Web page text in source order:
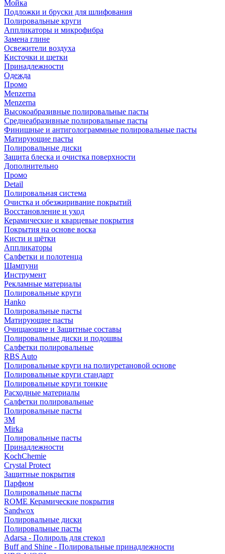
Мойка
Подложки и бруски для шлифования
Полировальные круги
Аппликаторы и микрофибра
Замена глине
Освежители воздуха
Кисточки и щетки
Принадлежности
Одежда
Промо
Menzerna
Menzerna
Высокоабразивные полировальные пасты
Среднеабразивные полировальные пасты
Финишные и антиголограммные полировальные пасты
Матирующие пасты
Полировальные диски
Защита блеска и очистка поверхности
Дополнительно
Промо
Detail
Полировальная система
Очистка и обезжиривание покрытий
Восстановление и уход
Керамические и кварцевые покрытия
Покрытия на основе воска
Кисти и щётки
Аппликаторы
Салфетки и полотенца
Шампуни
Инструмент
Рекламные материалы
Полировальные круги
Hanko
Полировальные пасты
Матирующие пасты
Очищающие и Защитные составы
Полировальные диски и подошвы
Салфетки полировальные
RBS Auto
Полировальные круги на полиуретановой основе
Полировальные круги стандарт
Полировальные круги тонкие
Расходные материалы
Салфетки полировальные
Полировальные пасты
3М
Mirka
Полировальные пасты
Принадлежности
KochChemie
Crystal Protect
Защитные покрытия
Парфюм
Полировальные пасты
ROME Керамические покрытия
Sandwox
Полировальные диски
Полировальные пасты
Adarsa - Полироль для стекол
Buff and Shine - Полировальные принадлежности